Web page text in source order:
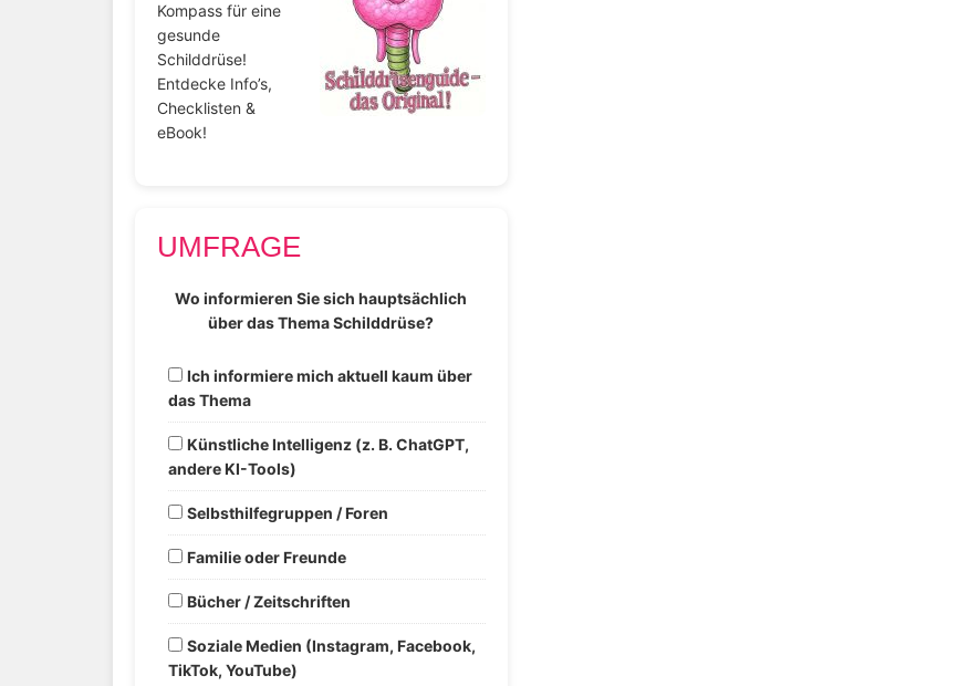
Kompass für eine
gesunde
Schilddrüse!
Entdecke Info’s,
Checklisten &
eBook!
UMFRAGE
Wo informieren Sie sich hauptsächlich
über das Thema Schilddrüse?
Ich informiere mich aktuell kaum über
das Thema
Künstliche Intelligenz (z. B. ChatGPT,
andere KI-Tools)
Selbsthilfegruppen / Foren
Familie oder Freunde
Bücher / Zeitschriften
Soziale Medien (Instagram, Facebook,
TikTok, YouTube)